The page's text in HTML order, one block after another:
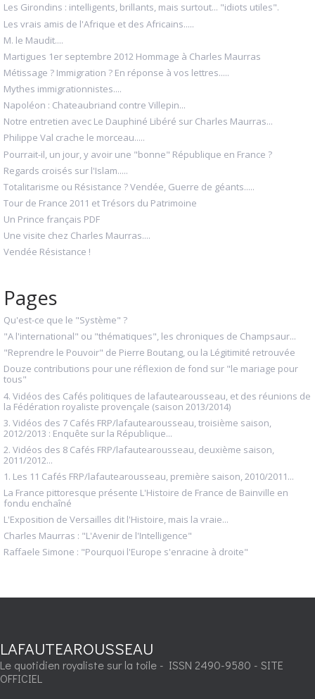
Les Girondins : intelligents, brillants, mais surtout... "idiots utiles".
Les vrais amis de l'Afrique et des Africains.....
M. le Maudit....
Martigues 1er septembre 2012 Hommage à Charles Maurras
Métissage ? Immigration ? En réponse à vos lettres.....
Mythes immigrationnistes....
Napoléon : Chateaubriand contre Villepin...
Notre entretien avec Le Dauphiné Libéré sur Charles Maurras...
Philippe Val crache le morceau.....
Pourrait-il, un jour, y avoir une "bonne" République en France ?
Regards croisés sur l'Islam.....
Totalitarisme ou Résistance ? Vendée, Guerre de géants.....
Tour de France 2011 et Trésors du Patrimoine
Un Prince français PDF
Une visite chez Charles Maurras....
Vendée Résistance !
Pages
Qu'est-ce que le "Système" ?
"A l'international" ou "thématiques", les chroniques de Champsaur...
"Reprendre le Pouvoir" de Pierre Boutang, ou la Légitimité retrouvée
Douze contributions pour une réflexion de fond sur "le mariage pour
tous"
4. Vidéos des Cafés politiques de lafautearousseau, et des réunions de
la Fédération royaliste provençale (saison 2013/2014)
3. Vidéos des 7 Cafés FRP/lafautearousseau, troisième saison,
2012/2013 : Enquête sur la République...
2. Vidéos des 8 Cafés FRP/lafautearousseau, deuxième saison,
2011/2012...
1. Les 11 Cafés FRP/lafautearousseau, première saison, 2010/2011...
La France pittoresque présente L'Histoire de France de Bainville en
fondu enchaîné
L'Exposition de Versailles dit l'Histoire, mais la vraie...
Charles Maurras : "L'Avenir de l'Intelligence"
Raffaele Simone : "Pourquoi l'Europe s'enracine à droite"
LAFAUTEAROUSSEAU
Le quotidien royaliste sur la toile - ISSN 2490-9580 - SITE
OFFICIEL